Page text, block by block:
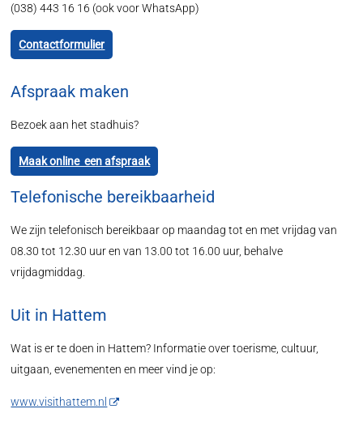
(038) 443 16 16 (ook voor WhatsApp)
Contactformulier
Afspraak maken
Bezoek aan het stadhuis?
Maak online een afspraak
Telefonische bereikbaarheid
We zijn telefonisch bereikbaar op maandag tot en met vrijdag van
08.30 tot 12.30 uur en van 13.00 tot 16.00 uur, behalve
vrijdagmiddag.
Uit in Hattem
Wat is er te doen in Hattem? Informatie over toerisme, cultuur,
uitgaan, evenementen en meer vind je op:
www.visithattem.nl